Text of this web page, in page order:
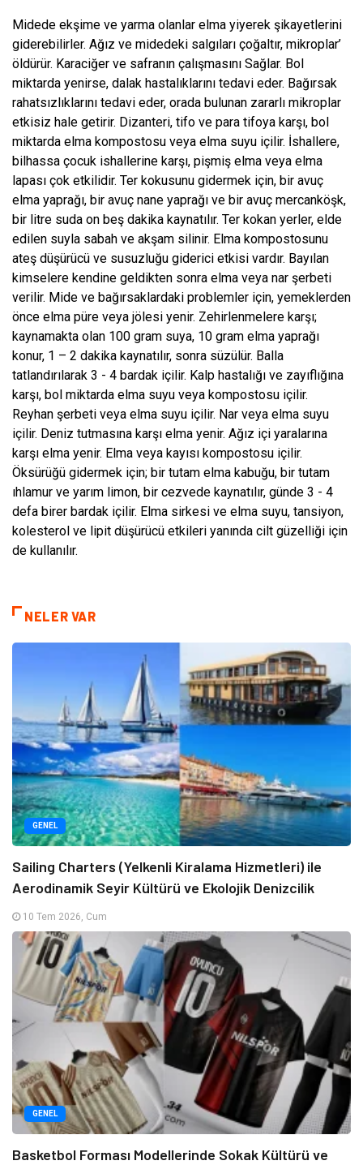
Midede ekşime ve yarma olanlar elma yiyerek şikayetlerini
giderebilirler. Ağız ve midedeki salgıları çoğaltır, mikroplar’
öldürür. Karaciğer ve safranın çalışmasını Sağlar. Bol
miktarda yenirse, dalak hastalıklarını tedavi eder. Bağırsak
rahatsızlıklarını tedavi eder, orada bulunan zararlı mikroplar
etkisiz hale getirir. Dizanteri, tifo ve para tifoya karşı, bol
miktarda elma kompostosu veya elma suyu içilir. İshallere,
bilhassa çocuk ishallerine karşı, pişmiş elma veya elma
lapası çok etkilidir. Ter kokusunu gidermek için, bir avuç
elma yaprağı, bir avuç nane yaprağı ve bir avuç mercanköşk,
bir litre suda on beş dakika kaynatılır. Ter kokan yerler, elde
edilen suyla sabah ve akşam silinir. Elma kompostosunu
ateş düşürücü ve susuzluğu giderici etkisi vardır. Bayılan
kimselere kendine geldikten sonra elma veya nar şerbeti
verilir. Mide ve bağırsaklardaki problemler için, yemeklerden
önce elma püre veya jölesi yenir. Zehirlenmelere karşı;
kaynamakta olan 100 gram suya, 10 gram elma yaprağı
konur, 1 – 2 dakika kaynatılır, sonra süzülür. Balla
tatlandırılarak 3 - 4 bardak içilir. Kalp hastalığı ve zayıflığına
karşı, bol miktarda elma suyu veya kompostosu içilir.
Reyhan şerbeti veya elma suyu içilir. Nar veya elma suyu
içilir. Deniz tutmasına karşı elma yenir. Ağız içi yaralarına
karşı elma yenir. Elma veya kayısı kompostosu içilir.
Öksürüğü gidermek için; bir tutam elma kabuğu, bir tutam
ıhlamur ve yarım limon, bir cezvede kaynatılır, günde 3 - 4
defa birer bardak içilir. Elma sirkesi ve elma suyu, tansiyon,
kolesterol ve lipit düşürücü etkileri yanında cilt güzelliği için
de kullanılır.
NELER VAR
GENEL
Sailing Charters (Yelkenli Kiralama Hizmetleri) ile
Aerodinamik Seyir Kültürü ve Ekolojik Denizcilik
10 Tem 2026, Cum
GENEL
Basketbol Forması Modellerinde Sokak Kültürü ve